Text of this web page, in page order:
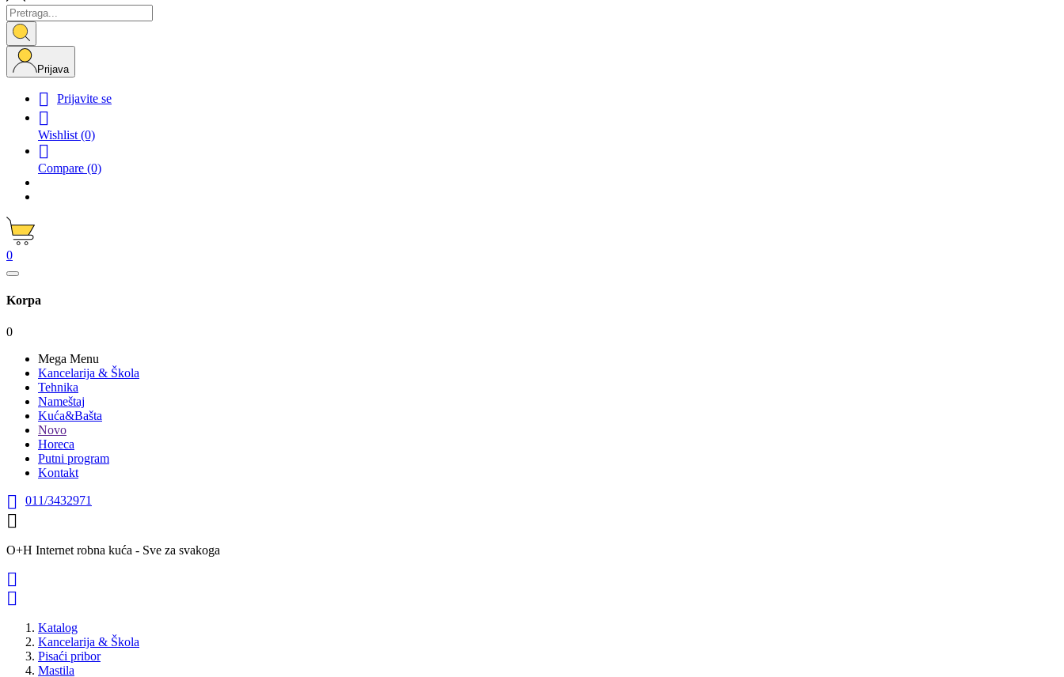
Prijava
 Prijavite se

Wishlist (0)

Compare (0)
0
Korpa
0
Mega Menu
Kancelarija & Škola
Tehnika
Nameštaj
Kuća&Bašta
Novo
Horeca
Putni program
Kontakt
 011/3432971

O+H Internet robna kuća - Sve za svakoga


Katalog
Kancelarija & Škola
Pisaći pribor
Mastila